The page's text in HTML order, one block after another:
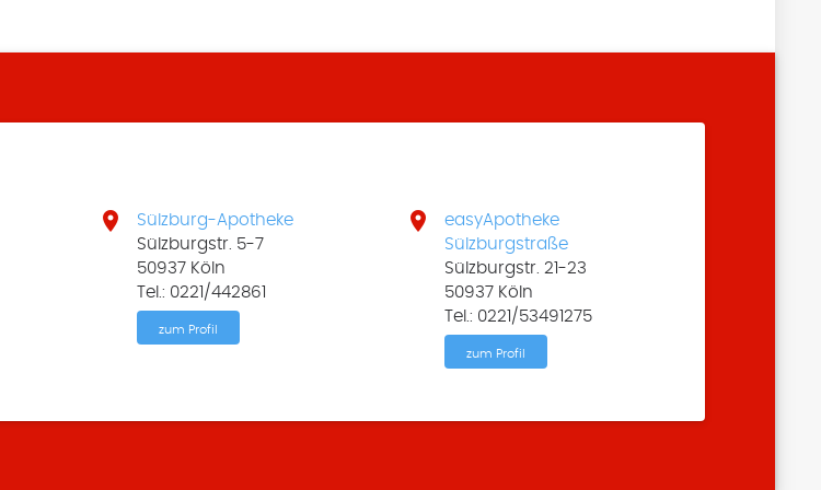

Sülzburg-Apotheke
Sülzburgstr. 5-7
50937 Köln
Tel.: 0221/442861
zum Profil

easyApotheke
Sülzburgstraße
Sülzburgstr. 21-23
50937 Köln
Tel.: 0221/53491275
zum Profil